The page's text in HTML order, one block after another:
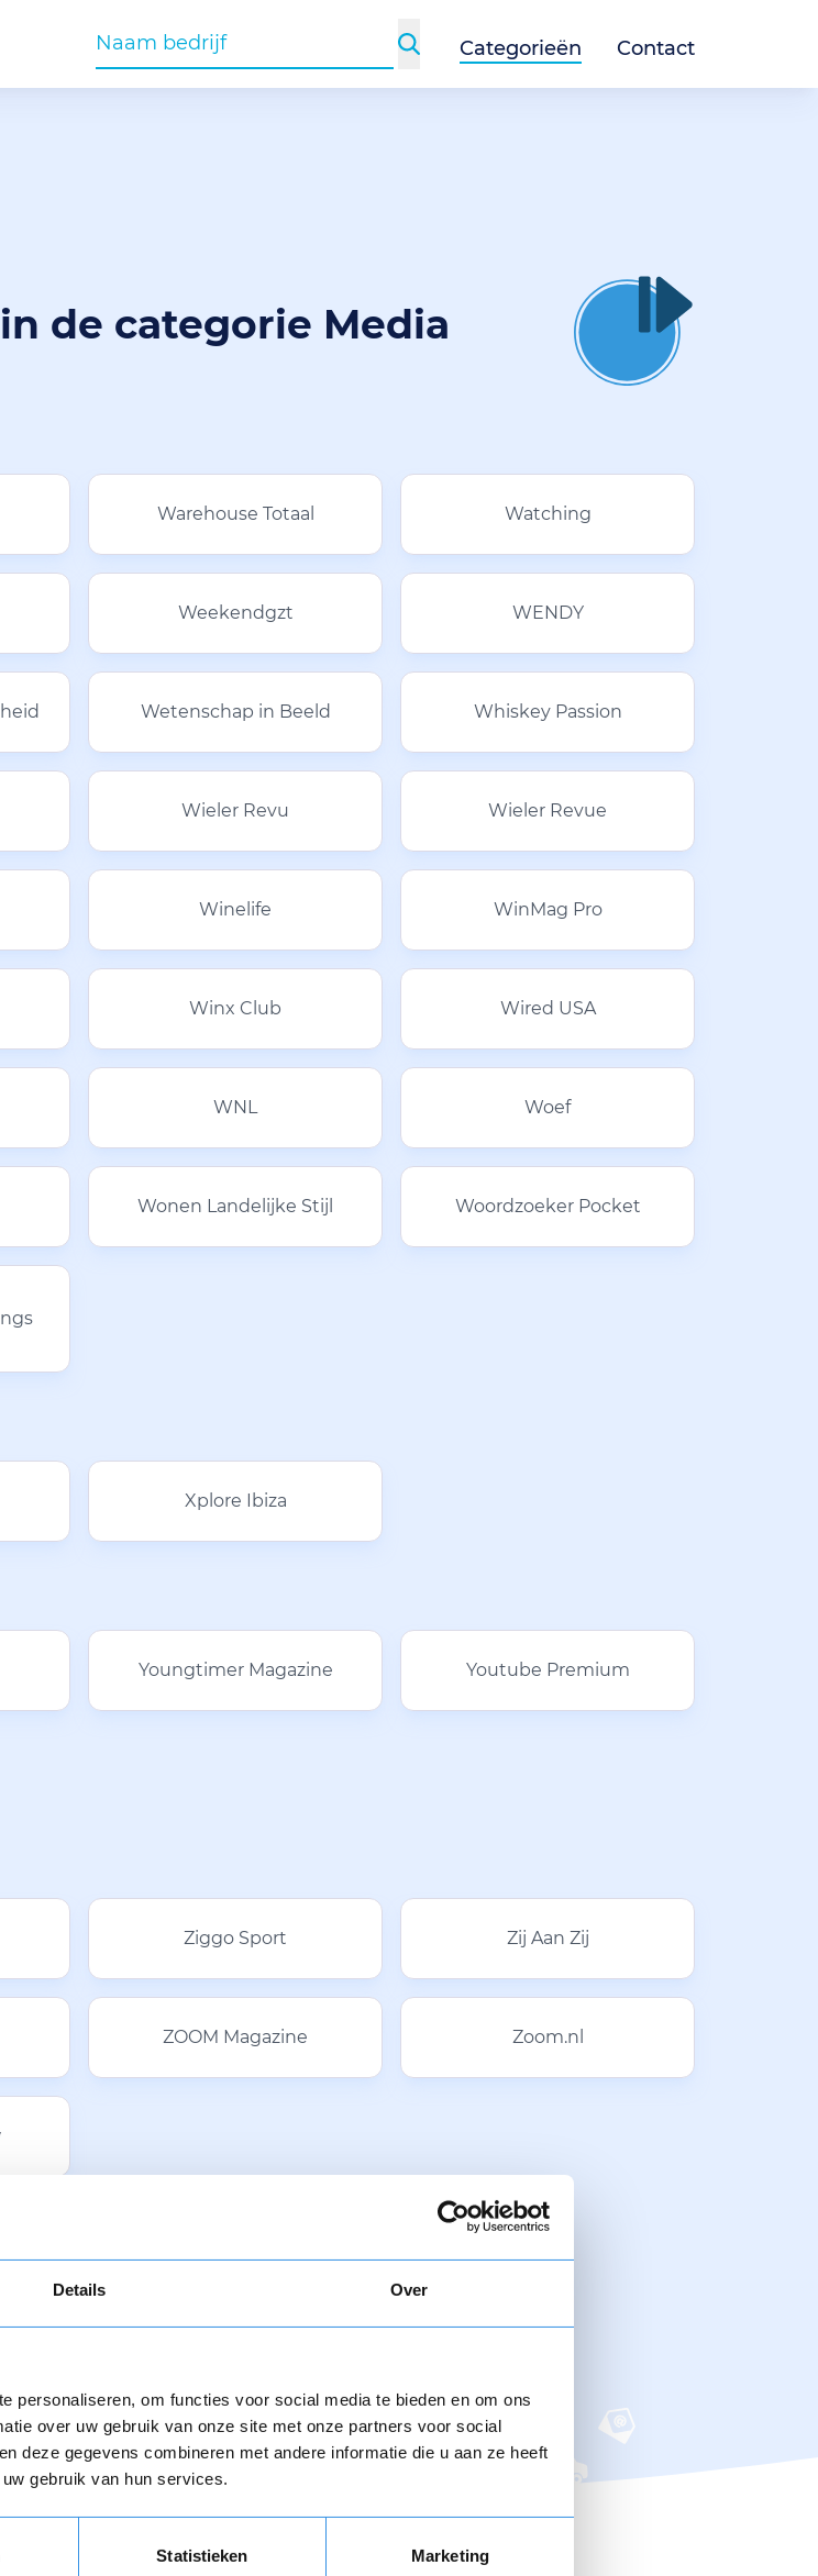
Details Over
personaliseren, om functies voor social media te bieden en om ons
over uw gebruik van onze site met onze partners voor social
deze gegevens combineren met andere informatie die u aan ze heeft
gebruik van hun services.
Statistieken Marketing
Categorieën Contact
de categorie Media
Warehouse Totaal Watching
Weekendgzt WENDY
Wetenschap in Beeld Whiskey Passion
Wieler Revu Wieler Revue
Winelife WinMag Pro
Winx Club Wired USA
WNL Woef
Wonen Landelijke Stijl Woordzoeker Pocket
Xplore Ibiza
Youngtimer Magazine Youtube Premium
Ziggo Sport Zij Aan Zij
ZOOM Magazine Zoom.nl